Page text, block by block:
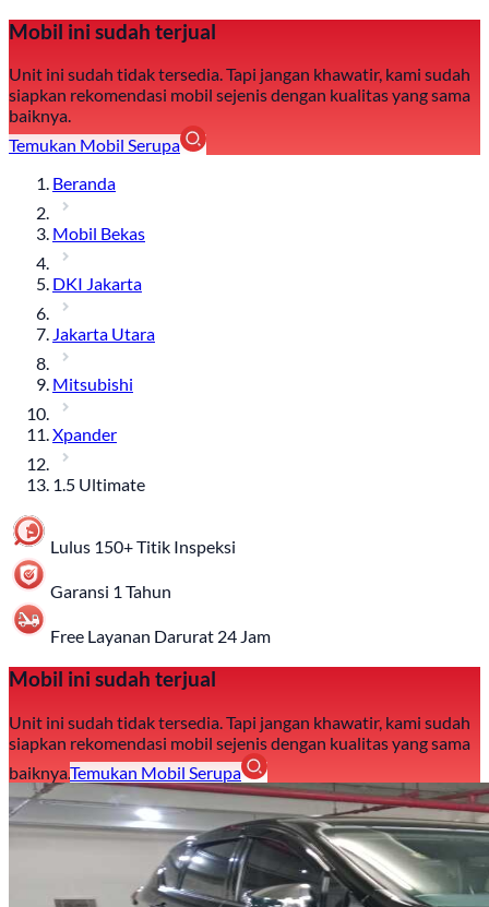
Mobil ini sudah terjual
Unit ini sudah tidak tersedia. Tapi jangan khawatir, kami sudah
siapkan rekomendasi mobil sejenis dengan kualitas yang sama
baiknya.
Temukan Mobil Serupa
Beranda
Mobil Bekas
DKI Jakarta
Jakarta Utara
Mitsubishi
Xpander
1.5 Ultimate
Lulus 150+ Titik Inspeksi
Garansi 1 Tahun
Free Layanan Darurat 24 Jam
Mobil ini sudah terjual
Unit ini sudah tidak tersedia. Tapi jangan khawatir, kami sudah
siapkan rekomendasi mobil sejenis dengan kualitas yang sama
baiknya.Temukan Mobil Serupa